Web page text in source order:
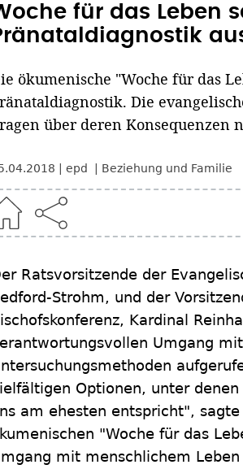
für das Leben
ökumenische "Woche für das
Die
über deren Konsequenzen
epd Beziehung und Familie
Ratsvorsitzende der
Strohm, und der
Kardinal
Umgang
Optionen, unter
am ehesten entspricht",
"Woche für das
mit menschlichem